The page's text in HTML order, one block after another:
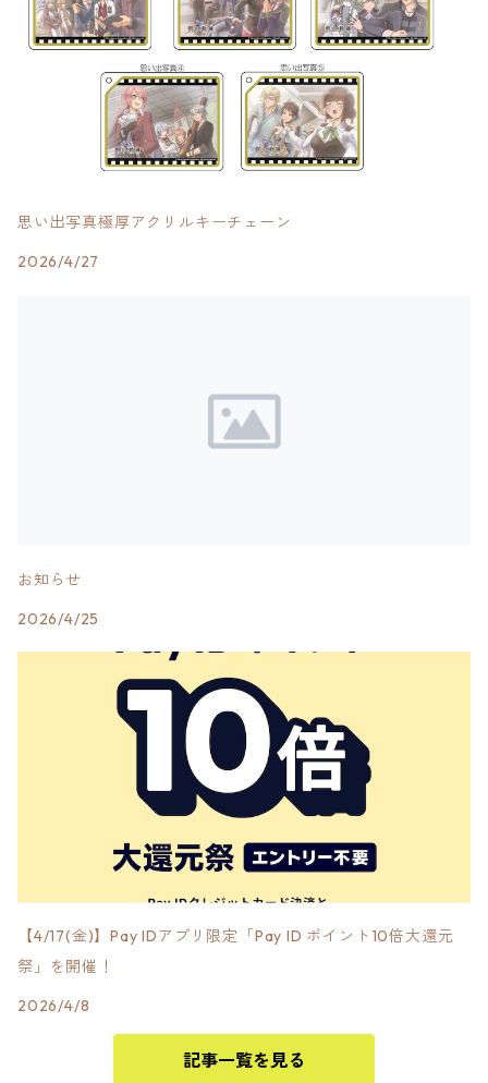
思い出写真極厚アクリルキーチェーン
2026/4/27
お知らせ
2026/4/25
【4/17(金)】Pay IDアプリ限定「Pay ID ポイント10倍大還元
祭」を開催！
2026/4/8
記事一覧を見る